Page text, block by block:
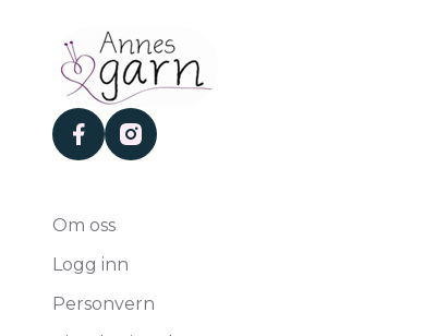
facebookinstagram
Om oss
Logg inn
Personvern